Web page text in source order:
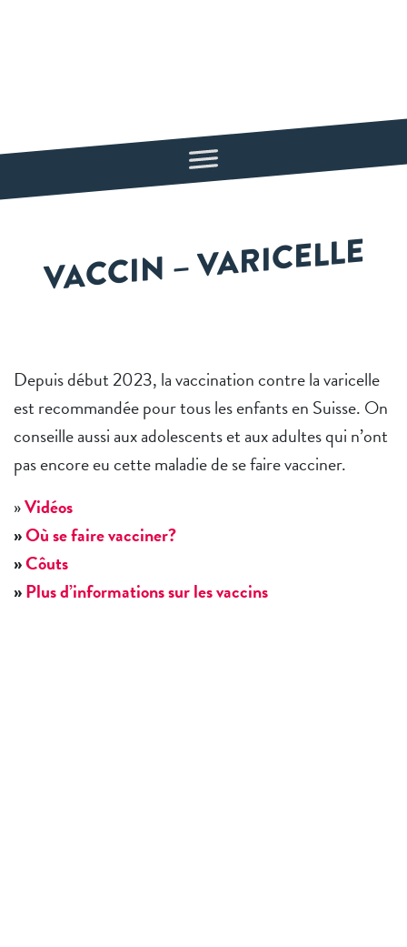
VACCIN – VARICELLE
Depuis début 2023, la vaccination contre la varicelle
est recommandée pour tous les enfants en Suisse. On
conseille aussi aux adolescents et aux adultes qui n’ont
pas encore eu cette maladie de se faire vacciner.
»Vidéos
»Où se faire vacciner?
»Côuts
»Plus d’informations sur les vaccins